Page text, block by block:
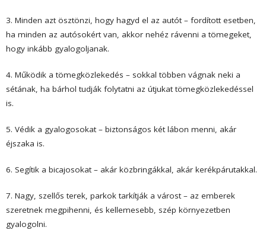
3. Minden azt ösztönzi, hogy hagyd el az autót – fordított esetben,
ha minden az autósokért van, akkor nehéz rávenni a tömegeket,
hogy inkább gyalogoljanak.
4. Működik a tömegközlekedés – sokkal többen vágnak neki a
sétának, ha bárhol tudják folytatni az útjukat tömegközlekedéssel
is.
5. Védik a gyalogosokat – biztonságos két lábon menni, akár
éjszaka is.
6. Segítik a bicajosokat – akár közbringákkal, akár kerékpárutakkal.
7. Nagy, szellős terek, parkok tarkítják a várost – az emberek
szeretnek megpihenni, és kellemesebb, szép környezetben
gyalogolni.